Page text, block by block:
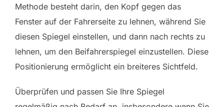
Methode besteht darin, den Kopf gegen das
Fenster auf der Fahrerseite zu lehnen, während Sie
diesen Spiegel einstellen, und dann nach rechts zu
lehnen, um den Beifahrerspiegel einzustellen. Diese
Positionierung ermöglicht ein breiteres Sichtfeld.
Überprüfen und passen Sie Ihre Spiegel